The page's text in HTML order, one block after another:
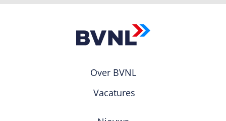
Over BVNL
Vacatures